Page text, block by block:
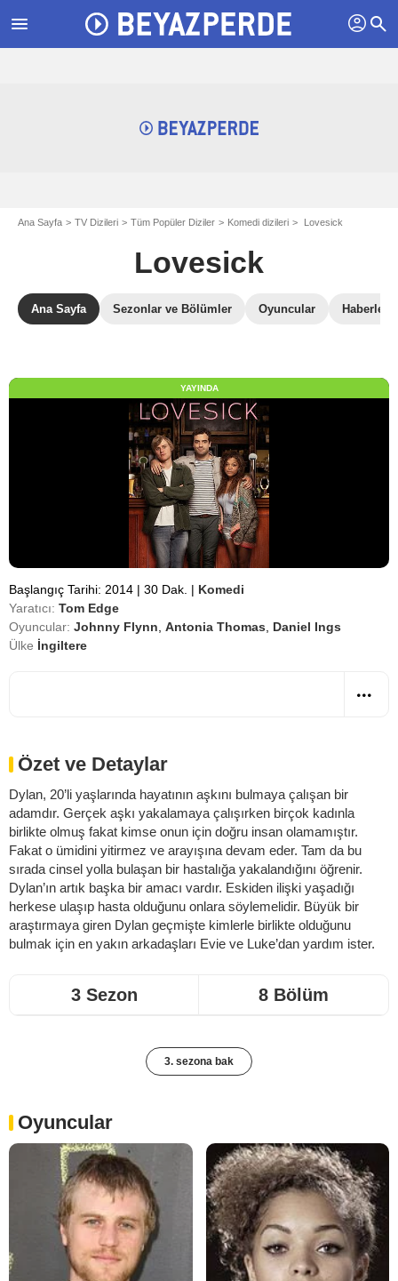
menu profil search
Ana Sayfa TV Dizileri Tüm Popüler Diziler Komedi dizileri Lovesick
Lovesick
Ana Sayfa Sezonlar ve Bölümler Oyuncular Haberler
YAYINDA
Başlangıç Tarihi: 2014 | 30 Dak. | Komedi
Yaratıcı: Tom Edge
Oyuncular: Johnny Flynn Antonia Thomas
Daniel Ings
Ülke İngiltere
Özet ve Detaylar
Dylan, 20’li yaşlarında hayatının aşkını bulmaya çalışan bir
adamdır. Gerçek aşkı yakalamaya çalışırken birçok kadınla
birlikte olmuş fakat kimse onun için doğru insan olamamıştır.
Fakat o ümidini yitirmez ve arayışına devam eder. Tam da bu
sırada cinsel yolla bulaşan bir hastalığa yakalandığını öğrenir.
Dylan’ın artık başka bir amacı vardır. Eskiden ilişki yaşadığı
herkese ulaşıp hasta olduğunu onlara söylemelidir. Büyük bir
araştırmaya giren Dylan geçmişte kimlerle birlikte olduğunu
bulmak için en yakın arkadaşları Evie ve Luke’dan yardım ister.
3 Sezon 8 Bölüm
3. sezona bak
Oyuncular